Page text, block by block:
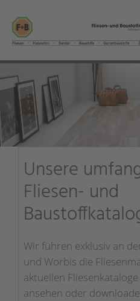
Unsere
Fliesen- und
Wir führen exklusiv an
und Worbis die
aktuellen
ansehen oder